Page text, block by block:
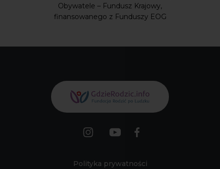
Obywatele – Fundusz Krajowy,
finansowanego z Funduszy EOG
Polityka prywatności